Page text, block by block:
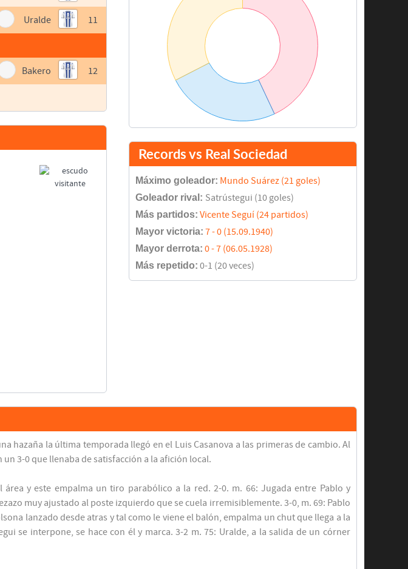
11
Uralde
12
Bakero
Records vs Real Sociedad
Máximo goleador: Mundo Suárez (21 goles)
Goleador rival: Satrústegui (10 goles)
Más partidos: Vicente Seguí (24 partidos)
Mayor victoria: 7 - 0 (15.09.1940)
Mayor derrota: 0 - 7 (06.05.1928)
Más repetido: 0-1 (20 veces)
hazaña la última temporada llegó en el Luis Casanova a las primeras de cambio. Al
3-0 que llenaba de satisfacción a la afición local.
y este empalma un tiro parabólico a la red. 2-0. m. 66: Jugada entre Pablo y
muy ajustado al poste izquierdo que se cuela irremisiblemente. 3-0, m. 69: Pablo
lanzado desde atras y tal como le viene el balón, empalma un chut que llega a la
se interpone, se hace con él y marca. 3-2 m. 75: Uralde, a la salida de un córner